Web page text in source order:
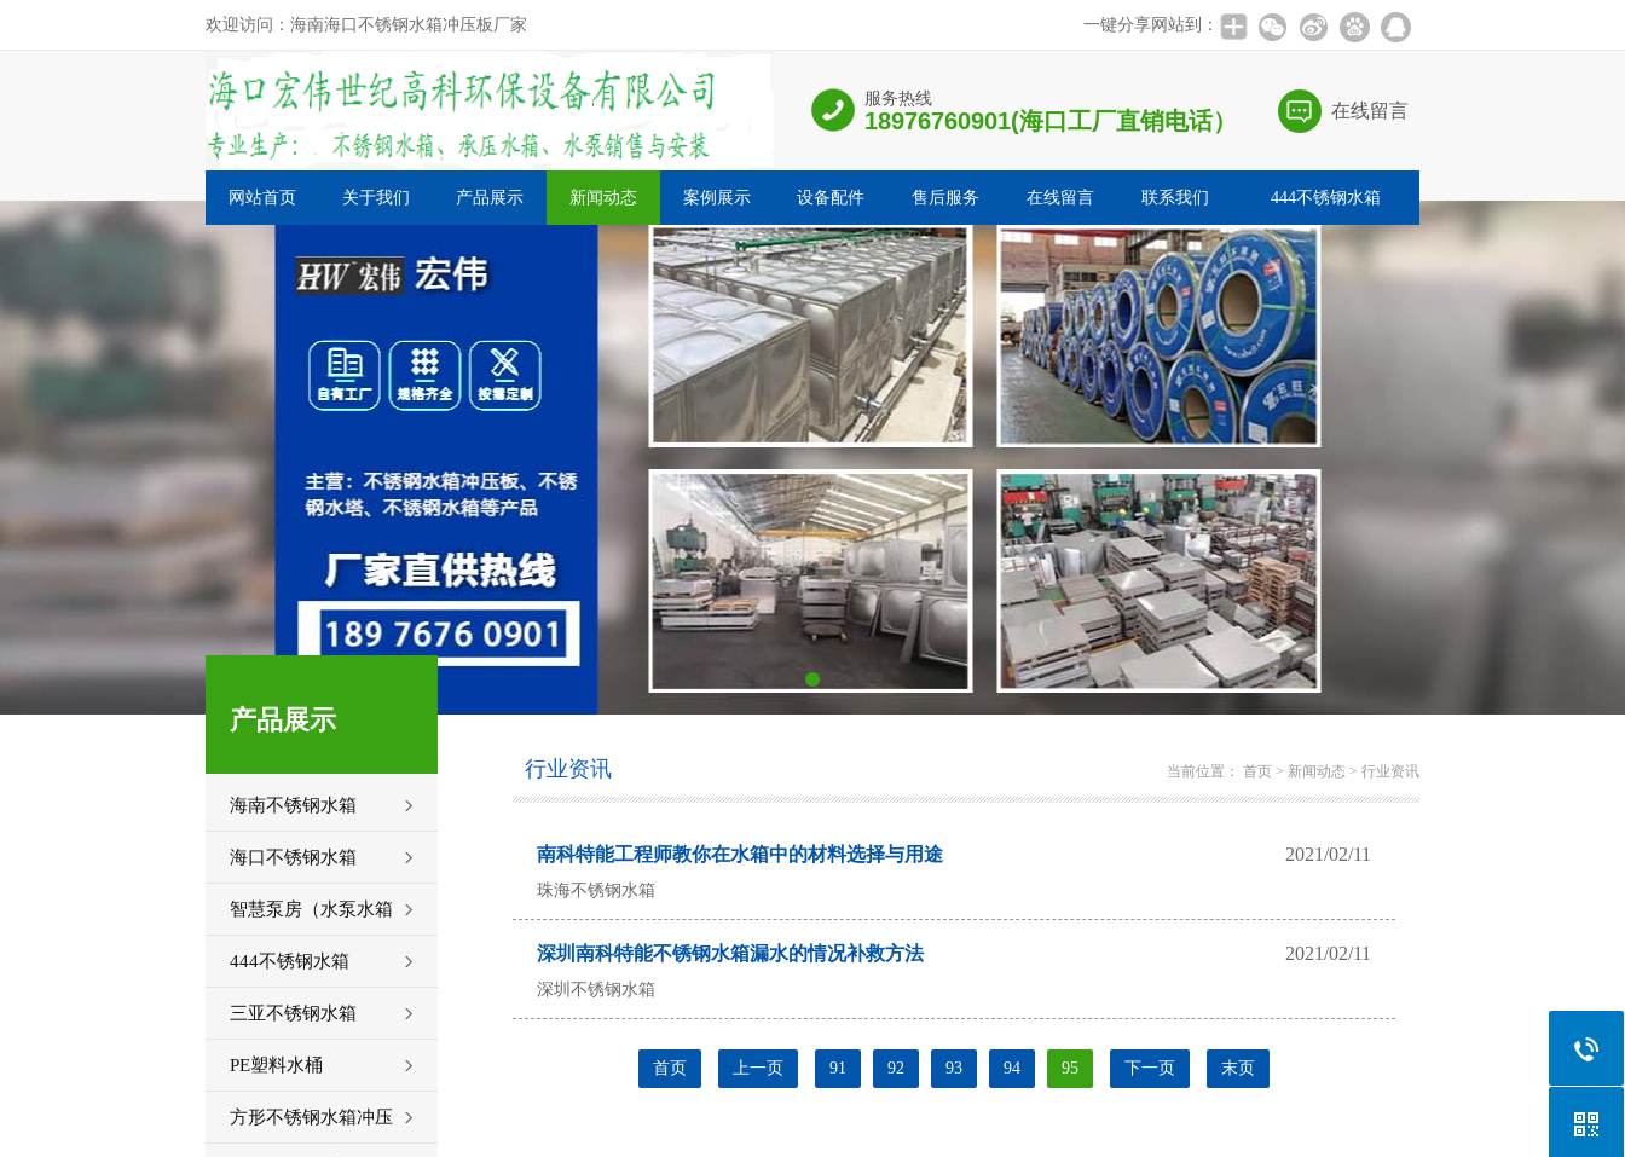
欢迎访问：海南海口不锈钢水箱冲压板厂家 一键分享网站到：
在线留言
服务热线
18976760901(海口工厂直销电话）
网站首页 关于我们 产品展示 新闻动态 案例展示 设备配件 售后服务 在线留言 联系我们 444不锈钢水箱
产品展示
海南不锈钢水箱
海口不锈钢水箱
智慧泵房（水泵水箱
一体化）
444不锈钢水箱
三亚不锈钢水箱
PE塑料水桶
方形不锈钢水箱冲压
行业资讯 当前位置： 首页 > 新闻动态 > 行业资讯
南科特能工程师教你在水箱中的材料选择与用途 2021/02/11
珠海不锈钢水箱
深圳南科特能不锈钢水箱漏水的情况补救方法 2021/02/11
深圳不锈钢水箱
首页 上一页 91 92 93 94 95 下一页 末页